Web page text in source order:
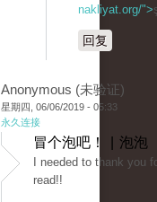
nakliyat.org/">
回复
Anonymous (未验证)
星期四, 06/06/2019 - 05:33
永久连接
冒个泡吧！ | 泡泡
I needed to thank you
read!!